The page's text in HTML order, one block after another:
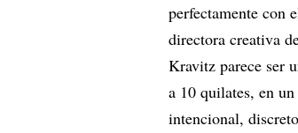
perfectamente con
directora creativa
Kravitz parece ser
a 10 quilates, en
intencional,